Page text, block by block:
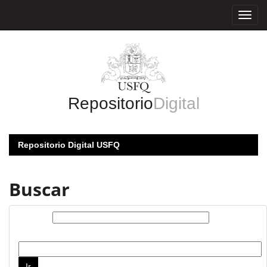
RepositorioDigital
Repositorio Digital USFQ
Buscar